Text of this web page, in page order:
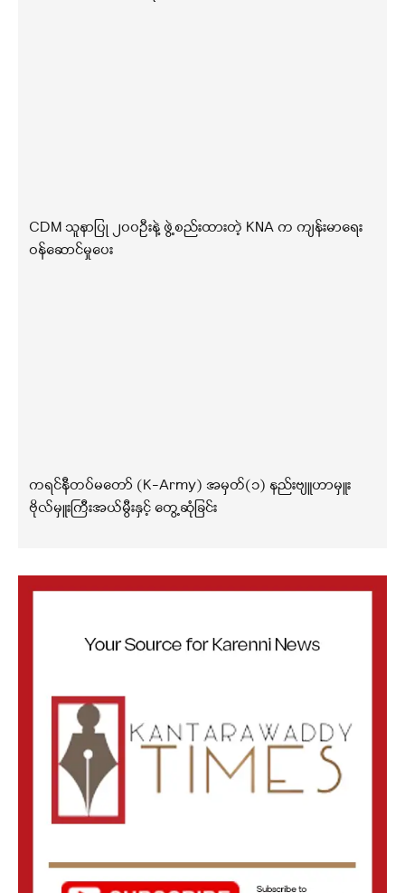
CDM သူနာပြု ၂၀၀ဦးနဲ့ ဖွဲ့စည်းထားတဲ့ KNA က ကျန်းမာရေး
ဝန်ဆောင်မှုပေး
ကရင်နီတပ်မတော် (K-Army) အမှတ်(၁) နည်းဗျူဟာမှူး
ဗိုလ်မှူးကြီးအယ်မွီးနှင့် တွေ့ဆုံခြင်း